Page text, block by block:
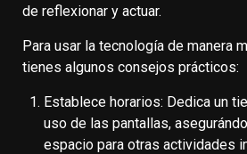
de reflexionar y actuar.
Para usar la tecnología de manera
tienes algunos consejos prácticos:
Establece horarios: Dedica un
uso de las pantallas,
espacio para otras actividades